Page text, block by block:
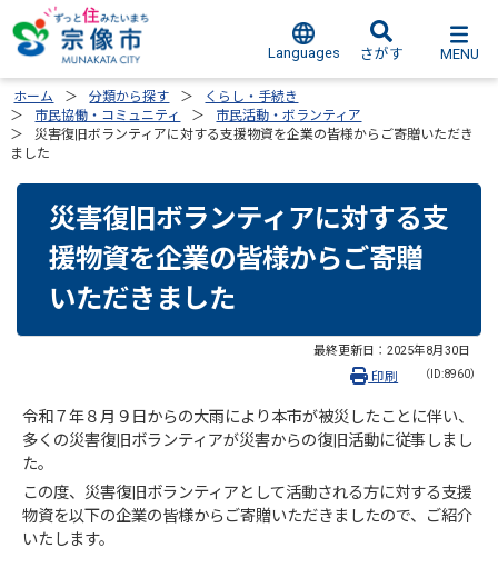
Languages さがす MENU
ホーム 分類から探す
くらし・手続き
市民協働・コミュニティ
市民活動・ボランティア
災害復旧ボランティアに対する支援物資を企業の皆様からご寄贈いただき
ました
災害復旧ボランティアに対する支
援物資を企業の皆様からご寄贈
いただきました
最終更新日： 2025年8月30日
（ID:8960）
印刷
令和７年８月９日からの大雨により本市が被災したことに伴い、
多くの災害復旧ボランティアが災害からの復旧活動に従事しまし
た。
この度、災害復旧ボランティアとして活動される方に対する支援
物資を以下の企業の皆様からご寄贈いただきましたので、ご紹介
いたします。